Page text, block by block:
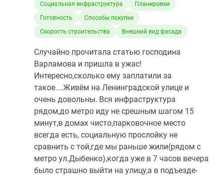
Социальная инфраструктура
Планировки
Готовность
Способы покупки
Скорость строительства
Внешний вид фасада
Случайно прочитала статью господина
Варламова и пришла в ужас!
Интересно,сколько ему заплатили за
такое....Живём на Ленинградской улице и
очень довольны. Вся инфраструктура
рядом,до метро иду не срешным шагом 15
минут,в домах чисто,парковочное место
всегда есть, социальную прослойку не
сравнить с той,где мы раньше жили(рядом с
метро ул.Дыбенко),когда уже в 7 часов вечера
было страшно выйти на улицу,а в подъезде-